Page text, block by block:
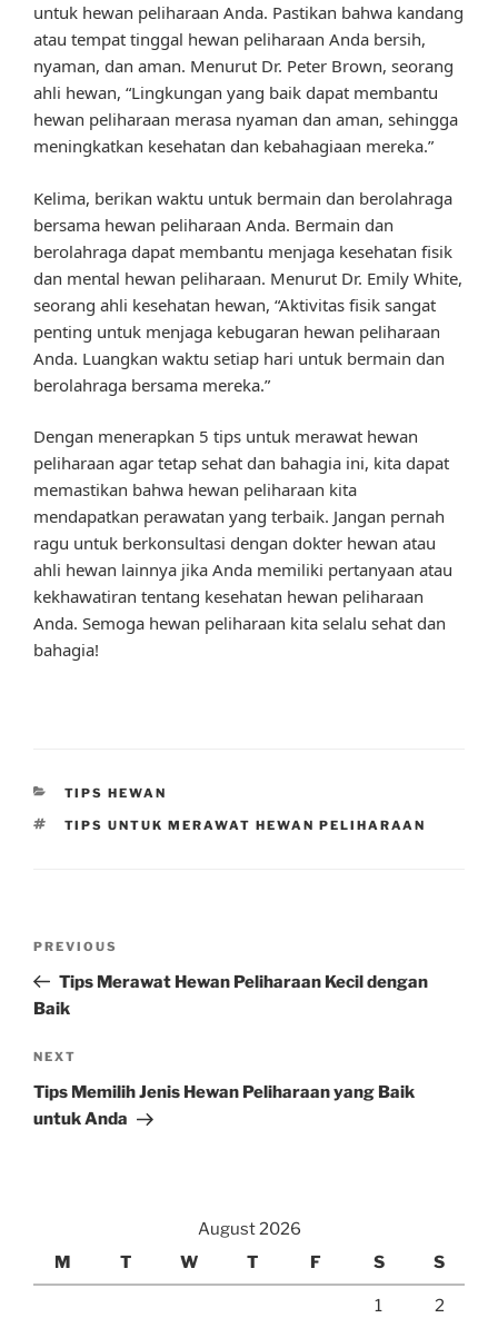
untuk hewan peliharaan Anda. Pastikan bahwa kandang
atau tempat tinggal hewan peliharaan Anda bersih,
nyaman, dan aman. Menurut Dr. Peter Brown, seorang
ahli hewan, “Lingkungan yang baik dapat membantu
hewan peliharaan merasa nyaman dan aman, sehingga
meningkatkan kesehatan dan kebahagiaan mereka.”
Kelima, berikan waktu untuk bermain dan berolahraga
bersama hewan peliharaan Anda. Bermain dan
berolahraga dapat membantu menjaga kesehatan fisik
dan mental hewan peliharaan. Menurut Dr. Emily White,
seorang ahli kesehatan hewan, “Aktivitas fisik sangat
penting untuk menjaga kebugaran hewan peliharaan
Anda. Luangkan waktu setiap hari untuk bermain dan
berolahraga bersama mereka.”
Dengan menerapkan 5 tips untuk merawat hewan
peliharaan agar tetap sehat dan bahagia ini, kita dapat
memastikan bahwa hewan peliharaan kita
mendapatkan perawatan yang terbaik. Jangan pernah
ragu untuk berkonsultasi dengan dokter hewan atau
ahli hewan lainnya jika Anda memiliki pertanyaan atau
kekhawatiran tentang kesehatan hewan peliharaan
Anda. Semoga hewan peliharaan kita selalu sehat dan
bahagia!
CATEGORIES
TIPS HEWAN
TAGS
TIPS UNTUK MERAWAT HEWAN PELIHARAAN
Previous
Post
PREVIOUS
Tips Merawat Hewan Peliharaan Kecil dengan
Baik
Next
Post
NEXT
Tips Memilih Jenis Hewan Peliharaan yang Baik
untuk Anda
August 2026
M
T W T F S S
1 2